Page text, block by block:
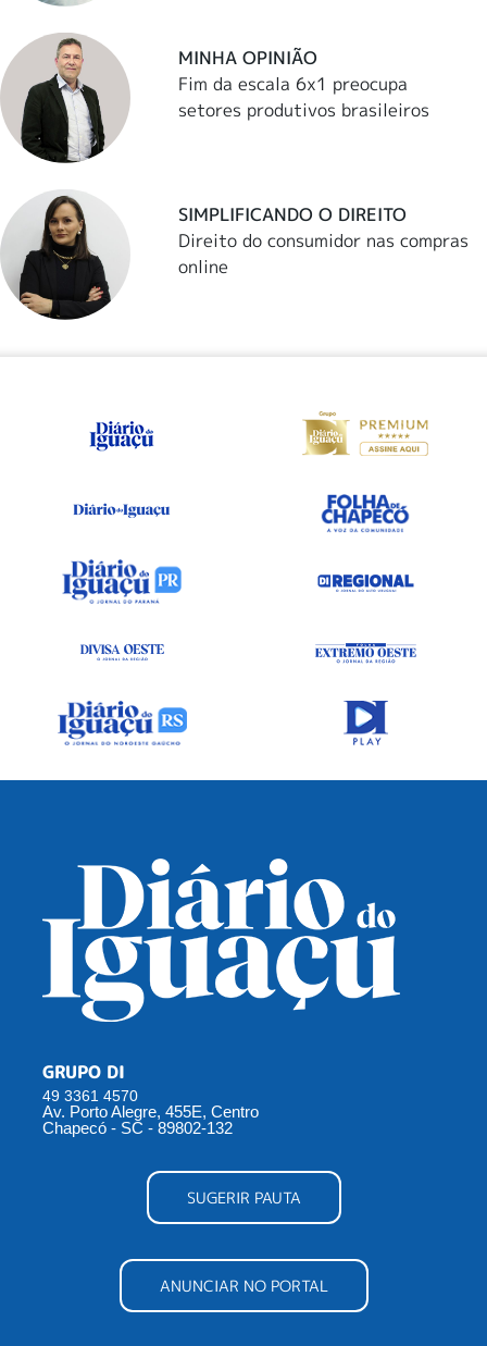
MINHA OPINIÃO
Fim da escala 6x1 preocupa
setores produtivos brasileiros
SIMPLIFICANDO O DIREITO
Direito do consumidor nas compras
online
GRUPO DI
49 3361 4570
Av. Porto Alegre, 455E, Centro
Chapecó - SC - 89802-132
SUGERIR PAUTA
ANUNCIAR NO PORTAL